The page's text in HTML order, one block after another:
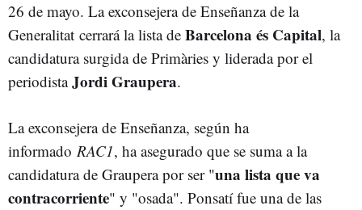
26 de mayo. La exconsejera de Enseñanza de la
Generalitat cerrará la lista de Barcelona és Capital, la
candidatura surgida de Primàries y liderada por el
periodistaJordi Graupera.
La exconsejera de Enseñanza, según ha
informado RAC1, ha asegurado que se suma a la
candidatura de Graupera por ser "una lista que va
contracorriente" y "osada". Ponsatí fue una de las